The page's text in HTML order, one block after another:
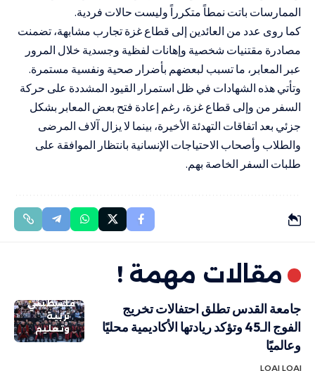
الممارسات باتت نمطاً متكرراً وليست حالات فردية.
كما روى عدد من العائدين إلى قطاع غزة تجارب مشابهة، تضمنت
مصادرة مقتنيات شخصية وإهانات لفظية وجسدية خلال المرور
عبر المعابر، ما تسبب لبعضهم بأضرار صحية ونفسية مستمرة.
وتأتي هذه الشهادات في ظل استمرار القيود المشددة على حركة
السفر من وإلى قطاع غزة، رغم إعادة فتح بعض المعابر بشكل
جزئي بعد اتفاقات التهدئة الأخيرة، بينما لا يزال آلاف المرضى
والطلاب وأصحاب الاحتياجات الإنسانية بانتظار الموافقة على
طلبات السفر الخاصة بهم.
مقالات مهمة !
فلسطيني
تربية
وتعليم
جامعة القدس تطلق احتفالات تخريج
الفوج الـ45 وتؤكد ريادتها الأكاديمية محليًا
وعالميًا
LOAI LOAI